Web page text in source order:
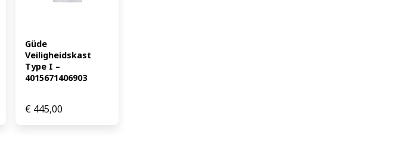
Güde
Veiligheidskast
Type I –
4015671406903
€ 445,00